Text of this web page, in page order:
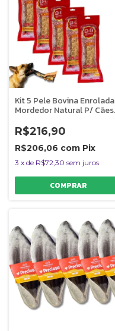
Kit 5 Pele Bovina Enrolada
Mordedor Natural P/ Cães
AlecrimPet
R$216,90
R$206,06 com Pix
3 x de R$72,30 sem juros